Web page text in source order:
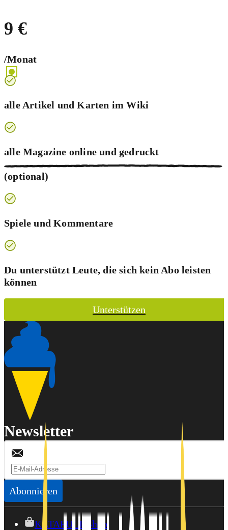
9 €
/Monat
alle Artikel und Karten im Wiki
alle Magazine online und gedruckt
(optional)
Spiele und Kommentare
Du unterstützt Leute, die sich kein Abo leisten
können
Unterstützen
Newsletter
Abonnieren
KATAPULT-Shop